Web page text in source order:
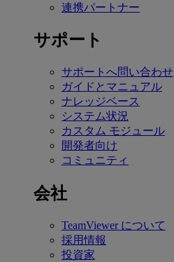
連携パートナー
サポート
サポートへ問い合わせ
ガイドとマニュアル
ナレッジベース
システム状況
カスタム モジュール
開発者向け
コミュニティ
会社
TeamViewer について
採用情報
投資家